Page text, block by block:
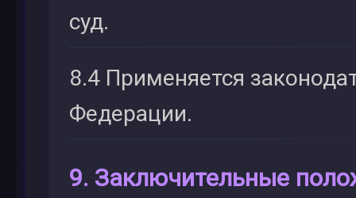
суд.
8.4 Применяется
Федерации.
9. Заключительные